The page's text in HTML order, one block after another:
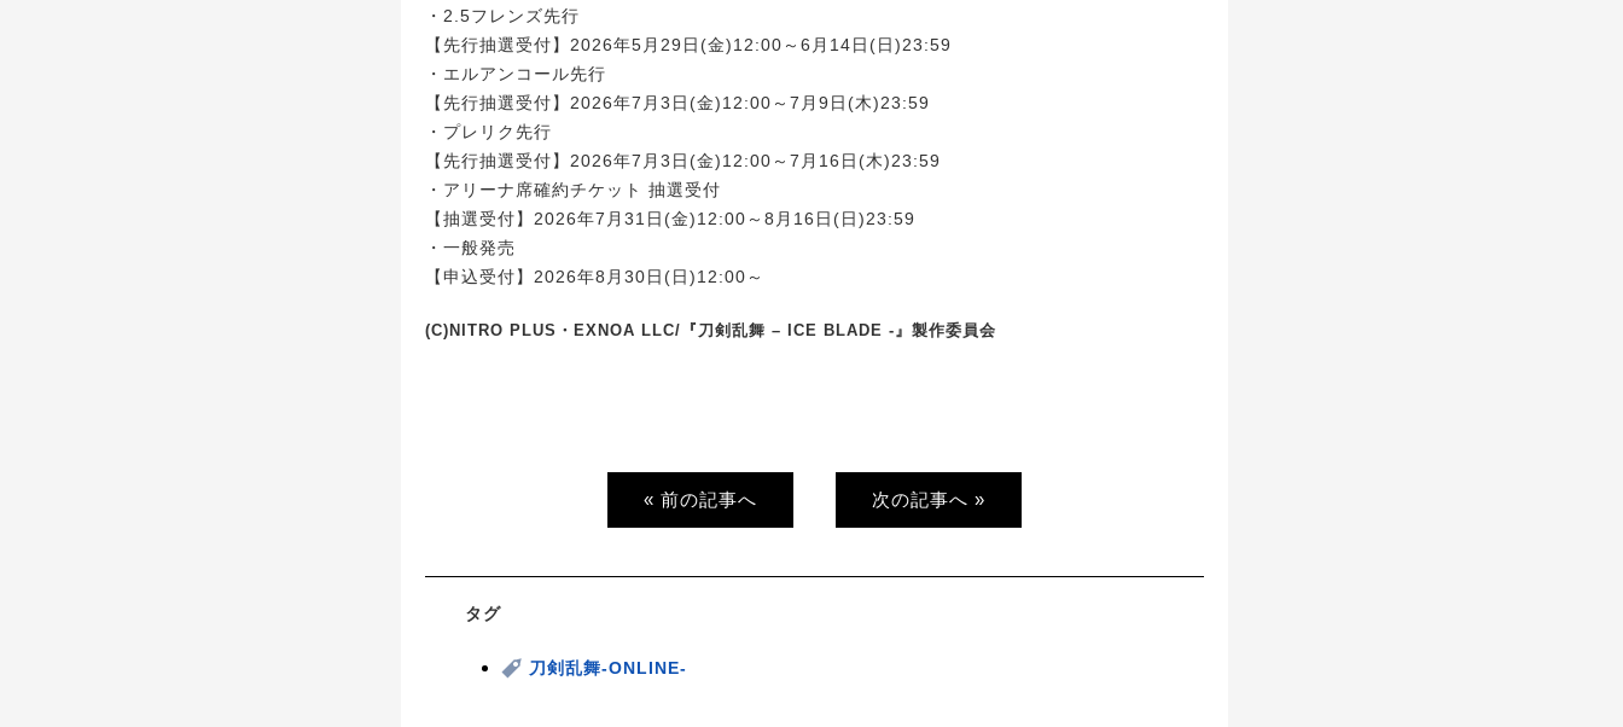
・2.5フレンズ先行
【先行抽選受付】2026年5月29日(金)12:00～6月14日(日)23:59
・エルアンコール先行
【先行抽選受付】2026年7月3日(金)12:00～7月9日(木)23:59
・プレリク先行
【先行抽選受付】2026年7月3日(金)12:00～7月16日(木)23:59
・アリーナ席確約チケット 抽選受付
【抽選受付】2026年7月31日(金)12:00～8月16日(日)23:59
・一般発売
【申込受付】2026年8月30日(日)12:00～
(C)NITRO PLUS・EXNOA LLC/『刀剣乱舞 – ICE BLADE -』製作委員会
« 前の記事へ 次の記事へ »
タグ
刀剣乱舞-ONLINE-